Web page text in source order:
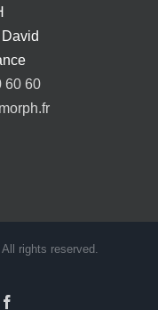
60 60
rights reserved.